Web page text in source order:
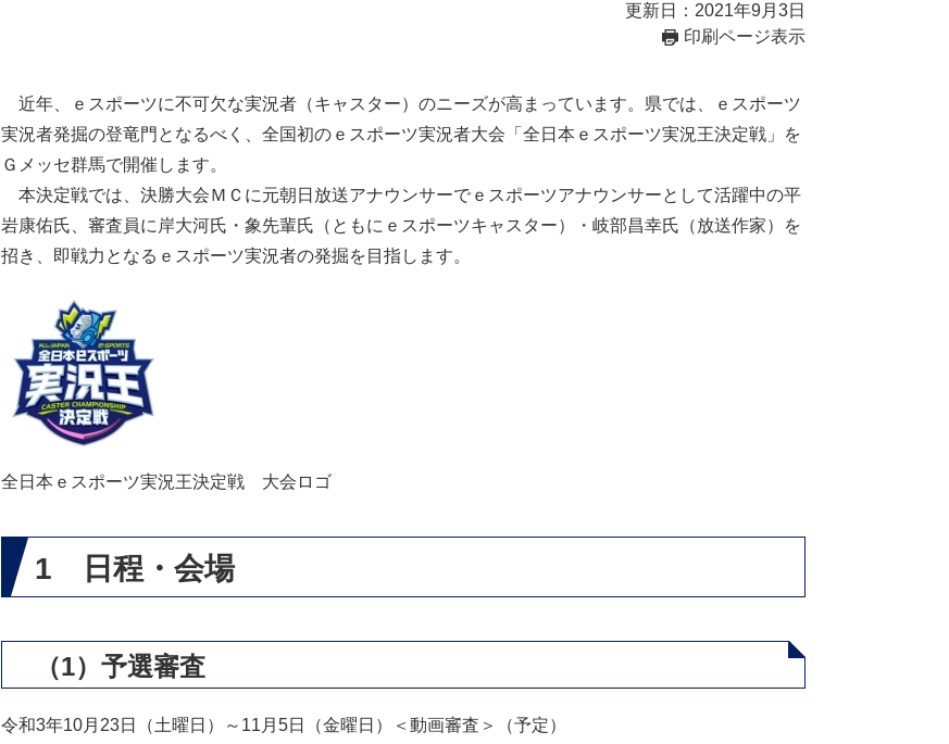
更新日：2021年9月3日
印刷ページ表示
近年、ｅスポーツに不可欠な実況者（キャスター）のニーズが高まっています。県では、ｅスポーツ
実況者発掘の登竜門となるべく、全国初のｅスポーツ実況者大会「全日本ｅスポーツ実況王決定戦」を
Ｇメッセ群馬で開催します。
本決定戦では、決勝大会ＭＣに元朝日放送アナウンサーでｅスポーツアナウンサーとして活躍中の平
岩康佑氏、審査員に岸大河氏・象先輩氏（ともにｅスポーツキャスター）・岐部昌幸氏（放送作家）を
招き、即戦力となるｅスポーツ実況者の発掘を目指します。
全日本ｅスポーツ実況王決定戦 大会ロゴ
1 日程・会場
（1）予選審査
令和3年10月23日（土曜日）～11月5日（金曜日）＜動画審査＞（予定）